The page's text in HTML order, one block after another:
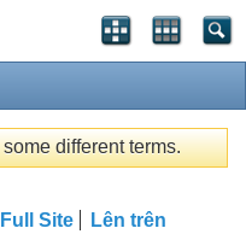
different terms.
Full Site Lên trên